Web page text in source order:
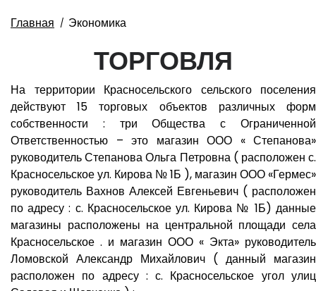
Главная
Экономика
ТОРГОВЛЯ
На территории Красносельского сельского поселения
действуют 15 торговых объектов различных форм
собственности : три Общества с Ограниченной
Ответственностью – это магазин ООО « Степанова»
руководитель Степанова Ольга Петровна ( расположен с.
Красносельское ул. Кирова № 1Б ), магазин ООО «Гермес»
руководитель Вахнов Алексей Евгеньевич ( расположен
по адресу : с. Красносельское ул. Кирова № 1Б) данные
магазины расположены на центральной площади села
Красносельское . и магазин ООО « Экта» руководитель
Ломовской Александр Михайлович ( данный магазин
расположен по адресу : с. Красносельское угол улиц